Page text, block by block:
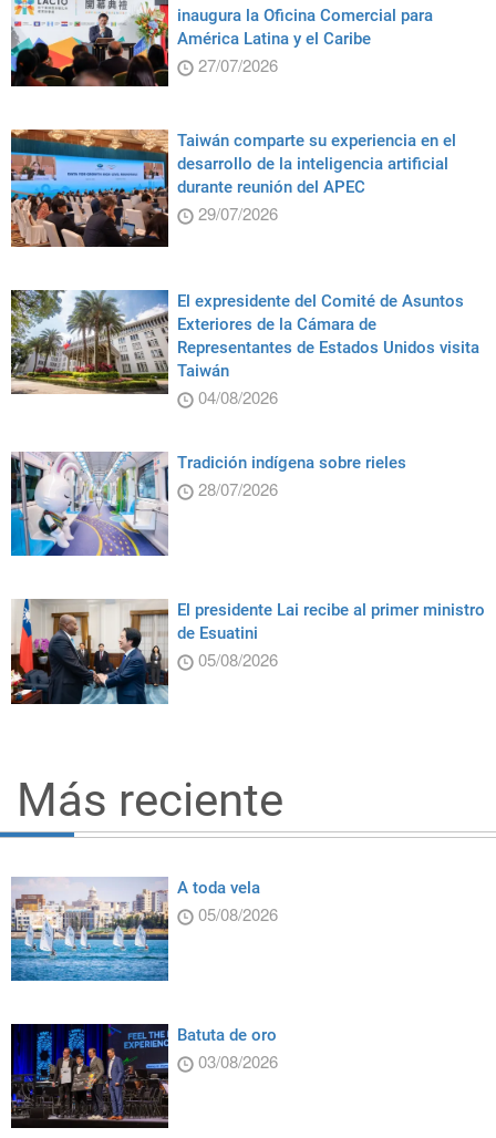
inaugura la Oficina Comercial para
América Latina y el Caribe
27/07/2026
Taiwán comparte su experiencia en el
desarrollo de la inteligencia artificial
durante reunión del APEC
29/07/2026
El expresidente del Comité de Asuntos
Exteriores de la Cámara de
Representantes de Estados Unidos visita
Taiwán
04/08/2026
Tradición indígena sobre rieles
28/07/2026
El presidente Lai recibe al primer ministro
de Esuatini
05/08/2026
Más reciente
A toda vela
05/08/2026
Batuta de oro
03/08/2026